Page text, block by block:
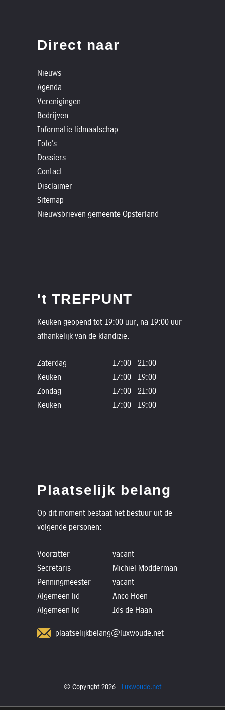
Direct naar
Nieuws
Agenda
Verenigingen
Bedrijven
Informatie lidmaatschap
Foto's
Dossiers
Contact
Disclaimer
Sitemap
Nieuwsbrieven gemeente Opsterland
't TREFPUNT
Keuken geopend tot 19:00 uur, na 19:00 uur
afhankelijk van de klandizie.
Zaterdag
17:00 - 21:00
Keuken
17:00 - 19:00
Zondag
17:00 - 21:00
Keuken
17:00 - 19:00
Plaatselijk belang
Op dit moment bestaat het bestuur uit de
volgende personen:
Voorzitter
vacant
Secretaris
Michiel Modderman
Penningmeester
vacant
Algemeen lid
Anco Hoen
Algemeen lid
Ids de Haan
plaatselijkbelang@luxwoude.net
© Copyright 2026 - Luxwoude.net
Historische
Dossiers
Contact
Nieuwsbrieven
gemeente
Opsterland